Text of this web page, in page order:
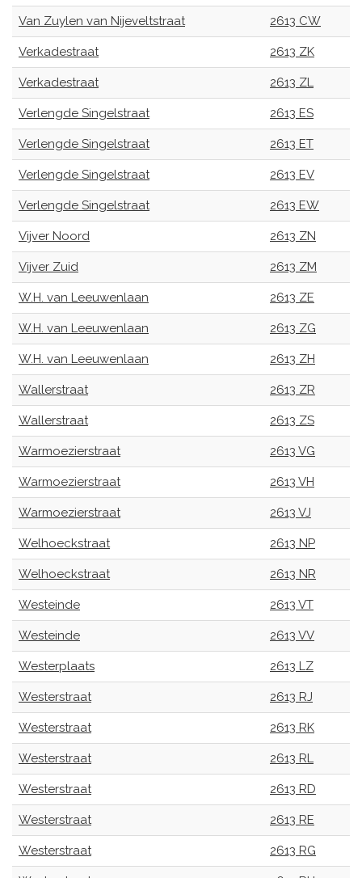
Van Zuylen van Nijeveltstraat 2613 CW
Verkadestraat 2613 ZK
Verkadestraat 2613 ZL
Verlengde Singelstraat 2613 ES
Verlengde Singelstraat 2613 ET
Verlengde Singelstraat 2613 EV
Verlengde Singelstraat 2613 EW
Vijver Noord 2613 ZN
Vijver Zuid 2613 ZM
W.H. van Leeuwenlaan 2613 ZE
W.H. van Leeuwenlaan 2613 ZG
W.H. van Leeuwenlaan 2613 ZH
Wallerstraat 2613 ZR
Wallerstraat 2613 ZS
Warmoezierstraat 2613 VG
Warmoezierstraat 2613 VH
Warmoezierstraat 2613 VJ
Welhoeckstraat 2613 NP
Welhoeckstraat 2613 NR
Westeinde 2613 VT
Westeinde 2613 VV
Westerplaats 2613 LZ
Westerstraat 2613 RJ
Westerstraat 2613 RK
Westerstraat 2613 RL
Westerstraat 2613 RD
Westerstraat 2613 RE
Westerstraat 2613 RG